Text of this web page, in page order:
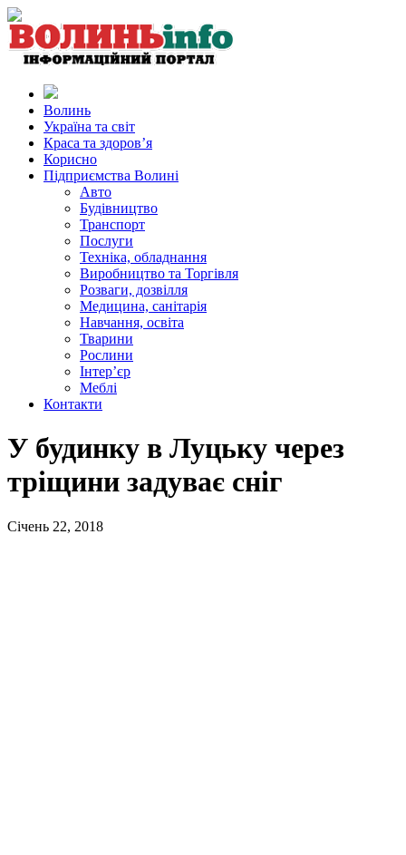
Волинь
Україна та світ
Краса та здоров’я
Корисно
Підприємства Волині
Авто
Будівництво
Транспорт
Послуги
Техніка, обладнання
Виробництво та Торгівля
Розваги, дозвілля
Медицина, санітарія
Навчання, освіта
Тварини
Рослини
Інтер’єр
Меблі
Контакти
У будинку в Луцьку через
тріщини задуває сніг
Січень 22, 2018